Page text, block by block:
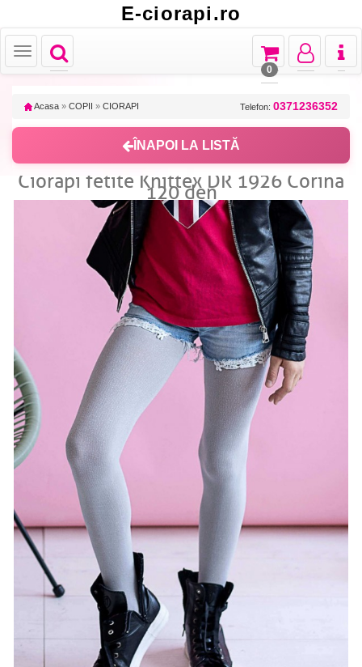
E-ciorapi.ro
Toggle
navigation
Toggle
Toggle
navigation
Toggle
navigation
Toggle
navigation
0
Acasa » COPII » CIORAPI Telefon: 0371236352
ÎNAPOI LA LISTĂ
Ciorapi fetite Knittex DR 1926 Corina
120 den